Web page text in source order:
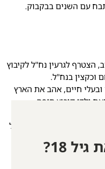
עם השנים בבקבוק.
הצטרף לגרעין נח"ל לקיבוץ
וכקצין בנח"ל.
חיים, אהב את הארץ
ילדי קיבוץ סופה.
צריך לדבר אלא לקום
סופה, בוועדת קליטה של
כן, היה פעיל בוועד
אשכול, בסיירת
18?